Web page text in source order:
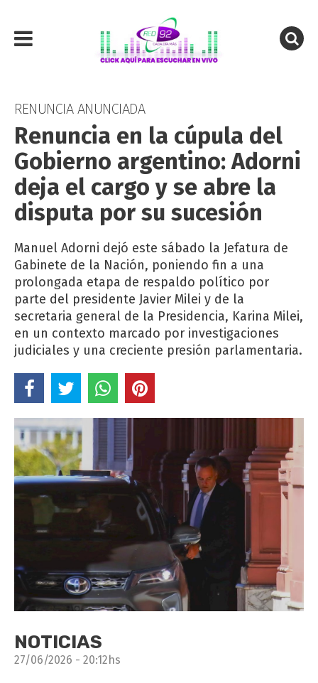
RENUNCIA ANUNCIADA
Renuncia en la cúpula del
Gobierno argentino: Adorni
deja el cargo y se abre la
disputa por su sucesión
Manuel Adorni dejó este sábado la Jefatura de
Gabinete de la Nación, poniendo fin a una
prolongada etapa de respaldo político por
parte del presidente Javier Milei y de la
secretaria general de la Presidencia, Karina Milei,
en un contexto marcado por investigaciones
judiciales y una creciente presión parlamentaria.
NOTICIAS
27/06/2026 - 20:12hs